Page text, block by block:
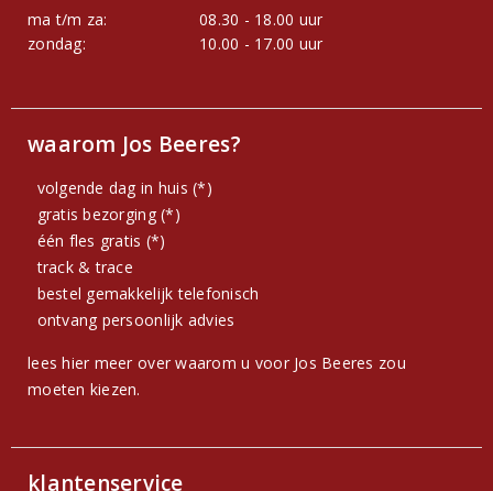
ma t/m za:
08.30 - 18.00 uur
zondag:
10.00 - 17.00 uur
waarom Jos Beeres?
volgende dag in huis (*)
gratis bezorging (*)
één fles gratis (*)
track & trace
bestel gemakkelijk telefonisch
ontvang persoonlijk advies
lees hier meer over waarom u voor Jos Beeres zou
moeten kiezen.
klantenservice